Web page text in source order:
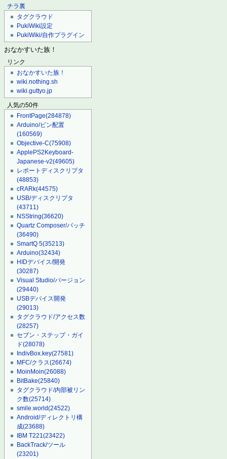
チラ裏
タグクラウド
PukiWiki設定
PukiWiki/自作プラグイン
おなかすいた族！
リンク
おなかすいた族！
wiki.nothing.sh
wiki.guttyo.jp
人気の50件
FrontPage(284878)
Arduino/ピン配置
(160569)
Objective-C(75908)
ApplePS2Keyboard-
Japanese-v2(49605)
レポートディスクリプタ
(48853)
cRARk(44575)
USB/ディスクリプタ
(43711)
NSString(36620)
Quartz Composer/パッチ
(36490)
SmartQ 5(35213)
Arduino(32434)
HIDデバイス/開発
(30287)
Visual Studio/バージョン
(29440)
USBデバイス開発
(29013)
タグクラウド/アクセス数
(28257)
セブン・ステップ・ガイ
ド(28078)
IndivBox.key(27581)
MFC/クラス(26674)
MoinMoin(26088)
BitBake(25840)
タグクラウド/内部被リン
ク数(25714)
smile.world(24522)
Android/ディレクトリ構
成(23688)
IBM T221(23422)
BackTrack/ツール
(23201)